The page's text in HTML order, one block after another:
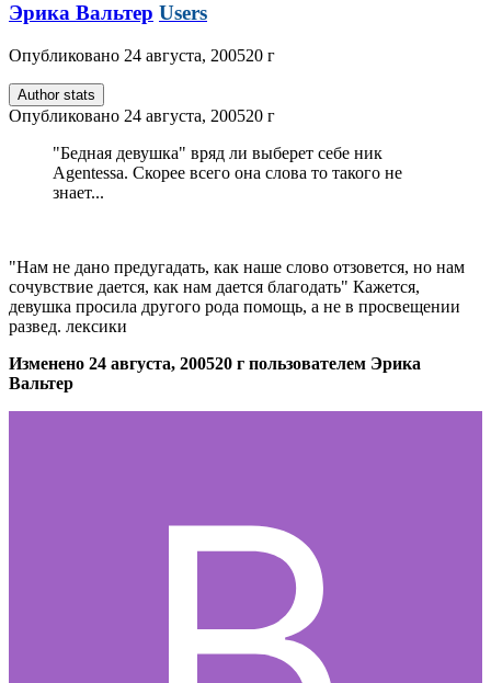
Эрика Вальтер Users
Опубликовано 24 августа, 200520 г
Author stats
Опубликовано 24 августа, 200520 г
"Бедная девушка" вряд ли выберет себе ник
Agentessa. Скорее всего она слова то такого не
знает...
"Нам не дано предугадать, как наше слово отзовется, но нам
сочувствие дается, как нам дается благодать" Кажется,
девушка просила другого рода помощь, а не в просвещении
развед. лексики
Изменено 24 августа, 200520 г пользователем Эрика
Вальтер